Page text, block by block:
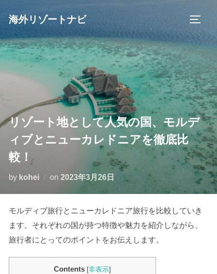
ン
ツ
へ
プ
海外リゾートナビ
リゾート地として人気の国、モルデ
ィブとニューカレドニアを徹底比
較！
by kohei on 投
2023年3月26日
モルディブ旅行とニューカレドニア旅行を比較していき
ます。それぞれの国が持つ特徴や魅力を紹介しながら、
旅行者にとってのポイントをお伝えします。
Contents [非表示]